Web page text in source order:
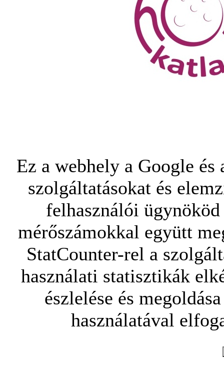
Ez a webhely a Google
szolgáltatásokat és
felhasználói
mérőszámokkal együtt
StatCounter-rel a
használati statisztikák
észlelése és
használatával